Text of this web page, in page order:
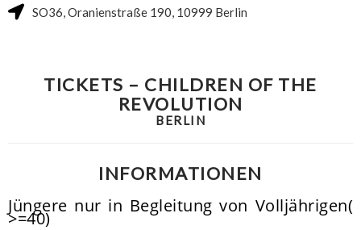
SO36,Oranienstraße 190, 10999 Berlin
TICKETS – CHILDREN OF THE
REVOLUTION
BERLIN
INFORMATIONEN
Jüngere nur in Begleitung von Volljährigen(
>=40)